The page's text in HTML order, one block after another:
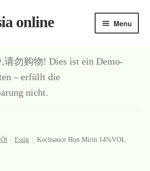
online Menu
勿购物! Dies ist ein Demo-
– erfüllt die
nicht.
Essig
Kochsauce Hon Mirin 14%VOL.